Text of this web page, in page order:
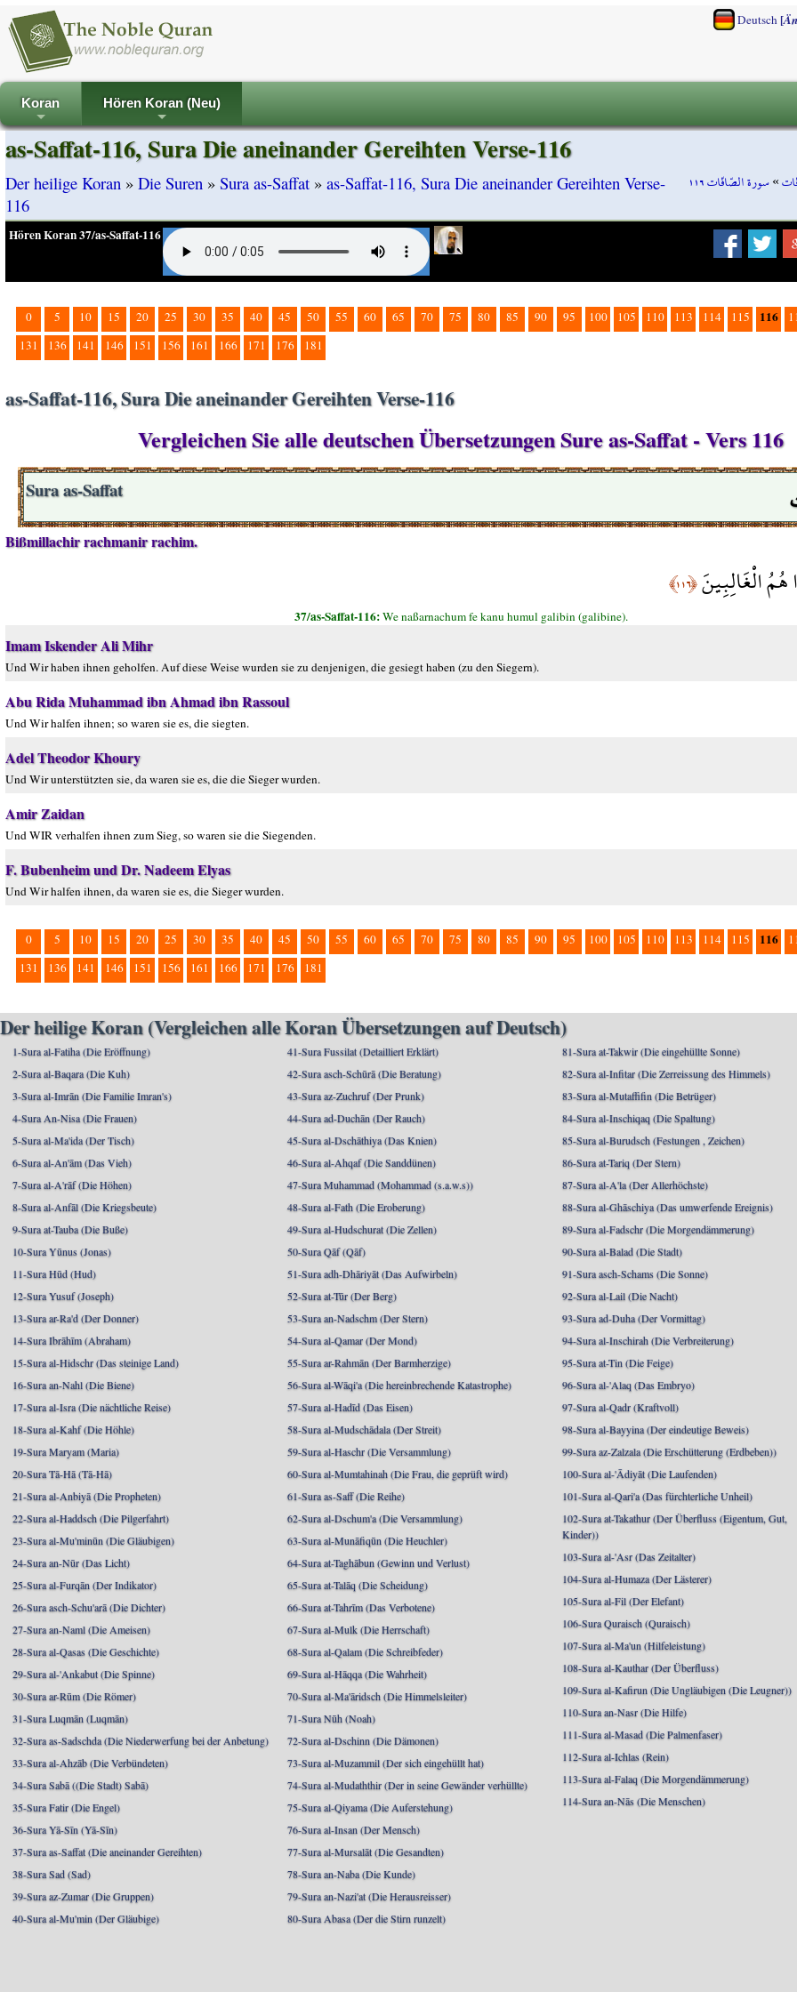
Deutsch[
+
Koran
+
Hören Koran (Neu)
»سورة الصّافّات ١١٦
as-Saffat-116, Sura Die aneinander Gereihten Verse-116
Der heilige Koran » Die Suren » Sura as-Saffat » as-Saffat-116, Sura Die aneinander Gereihten Verse-
116
Hören Koran 37/as-Saffat-116
0 5 10 15 20 25 30 35 40 45 50 55 60 65 70 75 80 85 90 95 100 105 110 113 114 115 116
131
136 141 146 151 156 161 166 171 176 181
as-Saffat-116, Sura Die aneinander Gereihten Verse-116
Vergleichen Sie alle deutschen Übersetzungen Sure as-Saffat - Vers 116
Sura as-Saffat
Bißmillachir rachmanir rachim.
الْغَالِبِينَ﴿١١٦﴾
37/as-Saffat-116:We naßarnachum fe kanu humul galibin (galibine).
Imam Iskender Ali Mihr
Und Wir haben ihnen geholfen. Auf diese Weise wurden sie zu denjenigen, die gesiegt haben (zu den Siegern).
Abu Rida Muhammad ibn Ahmad ibn Rassoul
Und Wir halfen ihnen; so waren sie es, die siegten.
Adel Theodor Khoury
Und Wir unterstützten sie, da waren sie es, die die Sieger wurden.
Amir Zaidan
Und WIR verhalfen ihnen zum Sieg, so waren sie die Siegenden.
F. Bubenheim und Dr. Nadeem Elyas
Und Wir halfen ihnen, da waren sie es, die Sieger wurden.
0 5 10 15 20 25 30 35 40 45 50 55 60 65 70 75 80 85 90 95 100 105 110 113 114 115 116
131
136 141 146 151 156 161 166 171 176 181
Der heilige Koran (Vergleichen alle Koran Übersetzungen auf Deutsch)
1-Sura al-Fatiha (Die Eröffnung)
2-Sura al-Baqara (Die Kuh)
3-Sura al-Imrān (Die Familie Imran's)
4-Sura An-Nisa (Die Frauen)
5-Sura al-Ma'ida (Der Tisch)
6-Sura al-An'ām (Das Vieh)
7-Sura al-A'rāf (Die Höhen)
8-Sura al-Anfāl (Die Kriegsbeute)
9-Sura at-Tauba (Die Buße)
10-Sura Yūnus (Jonas)
11-Sura Hūd (Hud)
12-Sura Yusuf (Joseph)
13-Sura ar-Ra'd (Der Donner)
14-Sura Ibrāhīm (Abraham)
15-Sura al-Hidschr (Das steinige Land)
16-Sura an-Nahl (Die Biene)
17-Sura al-Isra (Die nächtliche Reise)
18-Sura al-Kahf (Die Höhle)
19-Sura Maryam (Maria)
20-Sura Tā-Hā (Tā-Hā)
21-Sura al-Anbiyā (Die Propheten)
22-Sura al-Haddsch (Die Pilgerfahrt)
23-Sura al-Mu'minūn (Die Gläubigen)
24-Sura an-Nūr (Das Licht)
25-Sura al-Furqān (Der Indikator)
26-Sura asch-Schu'arā (Die Dichter)
27-Sura an-Naml (Die Ameisen)
28-Sura al-Qasas (Die Geschichte)
29-Sura al-'Ankabut (Die Spinne)
30-Sura ar-Rūm (Die Römer)
31-Sura Luqmān (Luqmān)
32-Sura as-Sadschda (Die Niederwerfung bei der Anbetung)
33-Sura al-Ahzāb (Die Verbündeten)
34-Sura Sabā ((Die Stadt) Sabā)
35-Sura Fatir (Die Engel)
36-Sura Yā-Sīn (Yā-Sīn)
37-Sura as-Saffat (Die aneinander Gereihten)
38-Sura Sad (Sad)
39-Sura az-Zumar (Die Gruppen)
40-Sura al-Mu'min (Der Gläubige)
41-Sura Fussilat (Detailliert Erklärt)
42-Sura asch-Schūrā (Die Beratung)
43-Sura az-Zuchruf (Der Prunk)
44-Sura ad-Duchān (Der Rauch)
45-Sura al-Dschāthiya (Das Knien)
46-Sura al-Ahqaf (Die Sanddünen)
47-Sura Muhammad (Mohammad (s.a.w.s))
48-Sura al-Fath (Die Eroberung)
49-Sura al-Hudschurat (Die Zellen)
50-Sura Qāf (Qāf)
51-Sura adh-Dhāriyāt (Das Aufwirbeln)
52-Sura at-Tūr (Der Berg)
53-Sura an-Nadschm (Der Stern)
54-Sura al-Qamar (Der Mond)
55-Sura ar-Rahmān (Der Barmherzige)
56-Sura al-Wāqi'a (Die hereinbrechende Katastrophe)
57-Sura al-Hadīd (Das Eisen)
58-Sura al-Mudschādala (Der Streit)
59-Sura al-Haschr (Die Versammlung)
60-Sura al-Mumtahinah (Die Frau, die geprüft wird)
61-Sura as-Saff (Die Reihe)
62-Sura al-Dschum'a (Die Versammlung)
63-Sura al-Munāfiqūn (Die Heuchler)
64-Sura at-Taghābun (Gewinn und Verlust)
65-Sura at-Talāq (Die Scheidung)
66-Sura at-Tahrīm (Das Verbotene)
67-Sura al-Mulk (Die Herrschaft)
68-Sura al-Qalam (Die Schreibfeder)
69-Sura al-Hāqqa (Die Wahrheit)
70-Sura al-Ma'āridsch (Die Himmelsleiter)
71-Sura Nūh (Noah)
72-Sura al-Dschinn (Die Dämonen)
73-Sura al-Muzammil (Der sich eingehüllt hat)
74-Sura al-Mudaththir (Der in seine Gewänder verhüllte)
75-Sura al-Qiyama (Die Auferstehung)
76-Sura al-Insan (Der Mensch)
77-Sura al-Mursalāt (Die Gesandten)
78-Sura an-Naba (Die Kunde)
79-Sura an-Nazi'at (Die Herausreisser)
80-Sura Abasa (Der die Stirn runzelt)
81-Sura at-Takwir (Die eingehüllte Sonne)
82-Sura al-Infitar (Die Zerreissung des Himmels)
83-Sura al-Mutaffifin (Die Betrüger)
84-Sura al-Inschiqaq (Die Spaltung)
85-Sura al-Burudsch (Festungen , Zeichen)
86-Sura at-Tariq (Der Stern)
87-Sura al-A'la (Der Allerhöchste)
88-Sura al-Ghāschiya (Das umwerfende Ereignis)
89-Sura al-Fadschr (Die Morgendämmerung)
90-Sura al-Balad (Die Stadt)
91-Sura asch-Schams (Die Sonne)
92-Sura al-Lail (Die Nacht)
93-Sura ad-Duha (Der Vormittag)
94-Sura al-Inschirah (Die Verbreiterung)
95-Sura at-Tin (Die Feige)
96-Sura al-'Alaq (Das Embryo)
97-Sura al-Qadr (Kraftvoll)
98-Sura al-Bayyina (Der eindeutige Beweis)
99-Sura az-Zalzala (Die Erschütterung (Erdbeben))
100-Sura al-'Ādiyāt (Die Laufenden)
101-Sura al-Qari'a (Das fürchterliche Unheil)
102-Sura at-Takathur (Der Überfluss (Eigentum, Gut,
Kinder))
103-Sura al-'Asr (Das Zeitalter)
104-Sura al-Humaza (Der Lästerer)
105-Sura al-Fil (Der Elefant)
106-Sura Quraisch (Quraisch)
107-Sura al-Ma'un (Hilfeleistung)
108-Sura al-Kauthar (Der Überfluss)
109-Sura al-Kafirun (Die Ungläubigen (Die Leugner))
110-Sura an-Nasr (Die Hilfe)
111-Sura al-Masad (Die Palmenfaser)
112-Sura al-Ichlas (Rein)
113-Sura al-Falaq (Die Morgendämmerung)
114-Sura an-Nās (Die Menschen)